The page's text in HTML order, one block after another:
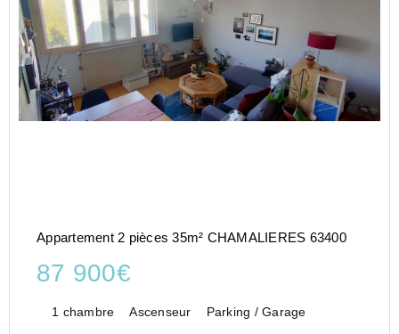
Appartement 2 pièces 35m² CHAMALIERES 63400
87 900€
1 chambre Ascenseur Parking / Garage